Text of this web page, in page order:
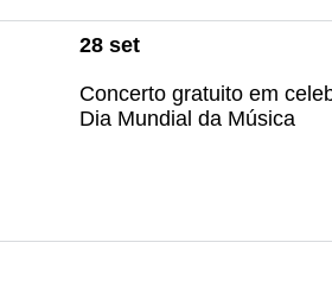
28 set
Concerto gratuito em
Dia Mundial da Música